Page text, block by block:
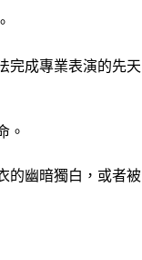
完成專業表演的先天
。
的幽暗獨白，或者被